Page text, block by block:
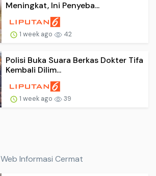
Meningkat, Ini Penyeba...
1 week ago 42
Polisi Buka Suara Berkas Dokter Tifa
Kembali Dilim...
1 week ago 39
Web Informasi Cermat